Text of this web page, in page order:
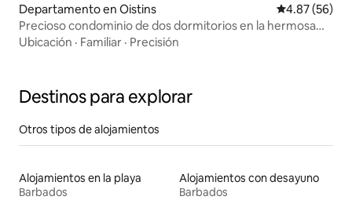
Departamento en Oistins Calificación
4.87 (56)
Precioso condominio de dos dormitorios en la hermosa
Barbados
Ubicación · Familiar · Precisión
Destinos para explorar
Otros tipos de alojamientos
Alojamientos en la playa
Barbados
Alojamientos con desayuno
Barbados